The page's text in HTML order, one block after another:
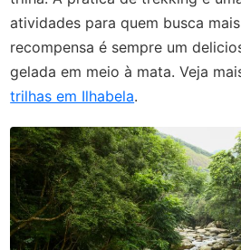
atividades para quem busca
recompensa é sempre um
gelada em meio à mata. Veja
trilhas em Ilhabela.